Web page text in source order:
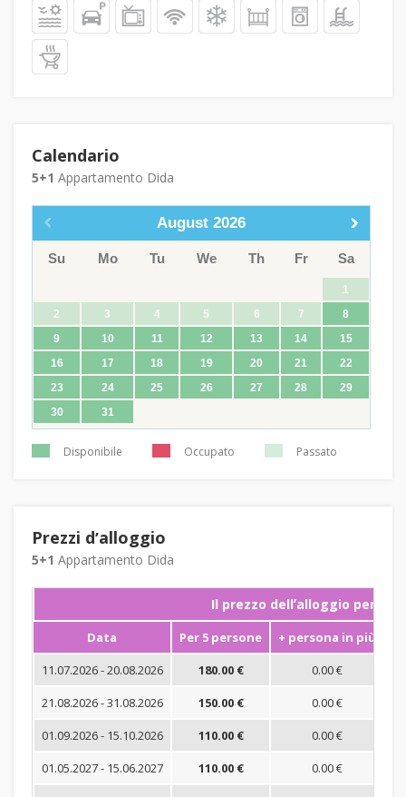
Calendario
5+1 Appartamento Dida
August 2026
Su Mo Tu We Th Fr Sa
1
2
3 4 5 6 7
8
9
10 11 12 13 14
15
16
17 18 19 20 21
22
23
24 25 26 27 28
29
30
31
Disponibile Occupato Passato
Prezzi dʼalloggio
5+1 Appartamento Dida
Il prezzo dellʼalloggio per
Data Per 5 persone + persona in più
11.07.2026 - 20.08.2026
180.00 €
0.00 €
21.08.2026 - 31.08.2026
150.00 €
0.00 €
01.09.2026 - 15.10.2026
110.00 €
0.00 €
01.05.2027 - 15.06.2027
110.00 €
0.00 €